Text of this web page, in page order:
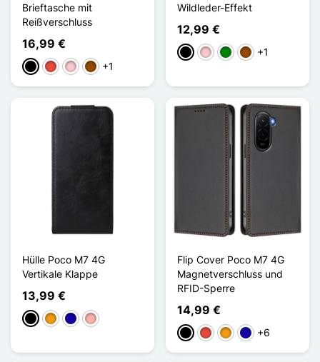
Brieftasche mit
Reißverschluss
16,99 €
Schwarz
Rot PinkBraun
+1
Wildleder-Effekt
12,99 €
Schwarz
PinkGrünBraun
+1
Hülle Poco M7 4G
Vertikale Klappe
13,99 €
Schwarz
OrangeDunkelblau
Roségold
Flip Cover Poco M7 4G
Magnetverschluss und
RFID-Sperre
14,99 €
Schwarz
Rot OrangeDunkelblau
+6